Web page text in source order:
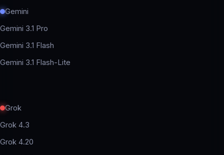
Gemini
Gemini 3.1 Pro
Gemini 3.1 Flash
Gemini 3.1 Flash-Lite
Grok
Grok 4.3
Grok 4.20